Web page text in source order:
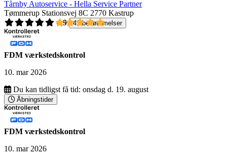
Tårnby Autoservice - Hella Service Partner
Tømmerup Stationsvej 8C 2770 Kastrup
4,9
41 bedømmelser
FDM værkstedskontrol
10. mar 2026
Du kan tidligst få tid: onsdag d. 19. august
Åbningstider
FDM værkstedskontrol
10. mar 2026